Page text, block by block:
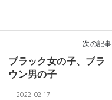
次の記事
ブラック女の子、ブラ
ウン男の子
2022-02-17